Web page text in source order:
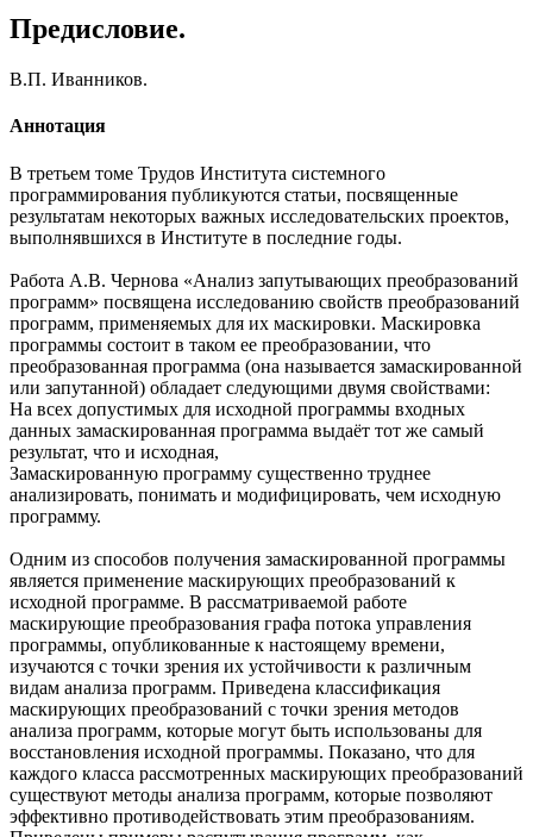
Предисловие.
В.П. Иванников.
Аннотация
В третьем томе Трудов Института системного
программирования публикуются статьи, посвященные
результатам некоторых важных исследовательских проектов,
выполнявшихся в Институте в последние годы.
Работа А.В. Чернова «Анализ запутывающих преобразований
программ» посвящена исследованию свойств преобразований
программ, применяемых для их маскировки. Маскировка
программы состоит в таком ее преобразовании, что
преобразованная программа (она называется замаскированной
или запутанной) обладает следующими двумя свойствами:
На всех допустимых для исходной программы входных
данных замаскированная программа выдаёт тот же самый
результат, что и исходная,
Замаскированную программу существенно труднее
анализировать, понимать и модифицировать, чем исходную
программу.
Одним из способов получения замаскированной программы
является применение маскирующих преобразований к
исходной программе. В рассматриваемой работе
маскирующие преобразования графа потока управления
программы, опубликованные к настоящему времени,
изучаются с точки зрения их устойчивости к различным
видам анализа программ. Приведена классификация
маскирующих преобразований с точки зрения методов
анализа программ, которые могут быть использованы для
восстановления исходной программы. Показано, что для
каждого класса рассмотренных маскирующих преобразований
существуют методы анализа программ, которые позволяют
эффективно противодействовать этим преобразованиям.